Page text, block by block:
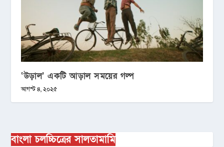
‘উড়াল’ একটি আড়াল সময়ের গল্প
আগস্ট ৪, ২০২৫
বাংলা চলচ্চিত্রের সালতামামি